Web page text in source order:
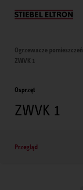
O nas
Ogrzewacze pomieszczeń
ZWVK 1
Osprzęt
ZWVK 1
Przegląd